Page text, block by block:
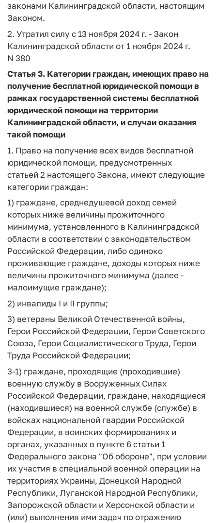
законами Калининградской области, настоящим
Законом.
2. Утратил силу с 13 ноября 2024 г. - Закон
Калининградской области от 1 ноября 2024 г.
N 380
Статья 3. Категории граждан, имеющих право на
получение бесплатной юридической помощи в
рамках государственной системы бесплатной
юридической помощи на территории
Калининградской области, и случаи оказания
такой помощи
1. Право на получение всех видов бесплатной
юридической помощи, предусмотренных
статьей 2 настоящего Закона, имеют следующие
категории граждан:
1) граждане, среднедушевой доход семей
которых ниже величины прожиточного
минимума, установленного в Калининградской
области в соответствии с законодательством
Российской Федерации, либо одиноко
проживающие граждане, доходы которых ниже
величины прожиточного минимума (далее -
малоимущие граждане);
2) инвалиды I и II группы;
3) ветераны Великой Отечественной войны,
Герои Российской Федерации, Герои Советского
Союза, Герои Социалистического Труда, Герои
Труда Российской Федерации;
3-1) граждане, проходящие (проходившие)
военную службу в Вооруженных Силах
Российской Федерации, граждане, находящиеся
(находившиеся) на военной службе (службе) в
войсках национальной гвардии Российской
Федерации, в воинских формированиях и
органах, указанных в пункте 6 статьи 1
Федерального закона "Об обороне", при условии
их участия в специальной военной операции на
территориях Украины, Донецкой Народной
Республики, Луганской Народной Республики,
Запорожской области и Херсонской области и
(или) выполнения ими задач по отражению